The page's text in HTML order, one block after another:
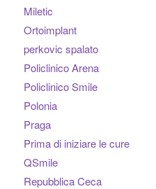
Miletic
Ortoimplant
perkovic spalato
Policlinico Arena
Policlinico Smile
Polonia
Praga
Prima di iniziare le cure
QSmile
Repubblica Ceca